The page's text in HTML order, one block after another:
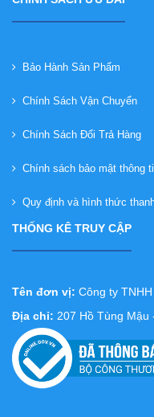
Bảo Hành Sản Phẩm
Chính Sách Vận Chuyển
Chính Sách Đổi Trả Hàng
Chính sách bảo mật thông
Quy định và hình thức
THỐNG KÊ TRUY CẬP
Tên đơn vị: Công ty
Địa chỉ: 207 Hồ Tùng Mậu